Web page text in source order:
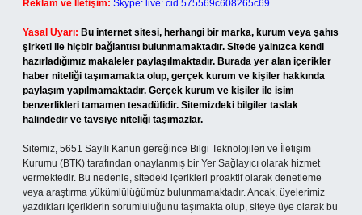
Reklam ve İletişim: Skype: live:.cid.575569c608265c69
Yasal Uyarı: Bu internet sitesi, herhangi bir marka, kurum veya şahıs
şirketi ile hiçbir bağlantısı bulunmamaktadır. Sitede yalnızca kendi
hazırladığımız makaleler paylaşılmaktadır. Burada yer alan içerikler
haber niteliği taşımamakta olup, gerçek kurum ve kişiler hakkında
paylaşım yapılmamaktadır. Gerçek kurum ve kişiler ile isim
benzerlikleri tamamen tesadüfidir. Sitemizdeki bilgiler taslak
halindedir ve tavsiye niteliği taşımazlar.
Sitemiz, 5651 Sayılı Kanun gereğince Bilgi Teknolojileri ve İletişim
Kurumu (BTK) tarafından onaylanmış bir Yer Sağlayıcı olarak hizmet
vermektedir. Bu nedenle, sitedeki içerikleri proaktif olarak denetleme
veya araştırma yükümlülüğümüz bulunmamaktadır. Ancak, üyelerimiz
yazdıkları içeriklerin sorumluluğunu taşımakta olup, siteye üye olarak bu